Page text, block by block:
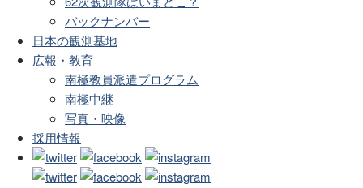
バックナンバー
日本の観測基地
広報・教育
南極教員派遣プログラム
南極中継
写真・映像
採用情報